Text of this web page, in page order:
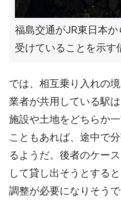
福島交通がJR東日本
受けていることを示す
では、相互乗り入れの
業者が共用している駅
施設や土地をどちらか
こともあれば、途中で
るようだ。後者のケー
して貸し出そうとする
調整が必要になりそうで